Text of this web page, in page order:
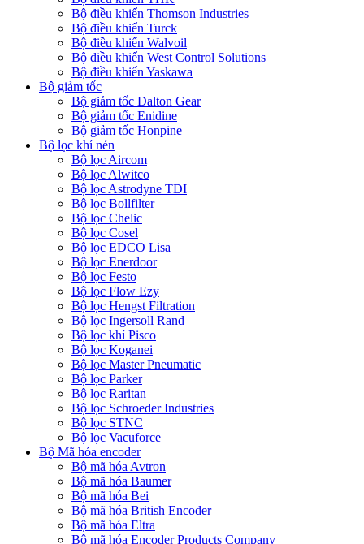
Bộ điều khiển Thomson Industries
Bộ điều khiển Turck
Bộ điều khiển Walvoil
Bộ điều khiển West Control Solutions
Bộ điều khiển Yaskawa
Bộ giảm tốc
Bộ giảm tốc Dalton Gear
Bộ giảm tốc Enidine
Bộ giảm tốc Honpine
Bộ lọc khí nén
Bộ lọc Aircom
Bộ lọc Alwitco
Bộ lọc Astrodyne TDI
Bộ lọc Bollfilter
Bộ lọc Chelic
Bộ lọc Cosel
Bộ lọc EDCO Lisa
Bộ lọc Enerdoor
Bộ lọc Festo
Bộ lọc Flow Ezy
Bộ lọc Hengst Filtration
Bộ lọc Ingersoll Rand
Bộ lọc khí Pisco
Bộ lọc Koganei
Bộ lọc Master Pneumatic
Bộ lọc Parker
Bộ lọc Raritan
Bộ lọc Schroeder Industries
Bộ lọc STNC
Bộ lọc Vacuforce
Bộ Mã hóa encoder
Bộ mã hóa Avtron
Bộ mã hóa Baumer
Bộ mã hóa Bei
Bộ mã hóa British Encoder
Bộ mã hóa Eltra
Bộ mã hóa Encoder Products Company